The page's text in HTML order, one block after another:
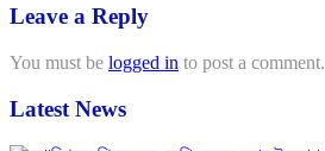
Leave a Reply
You must be logged in to post a comment.
Latest News